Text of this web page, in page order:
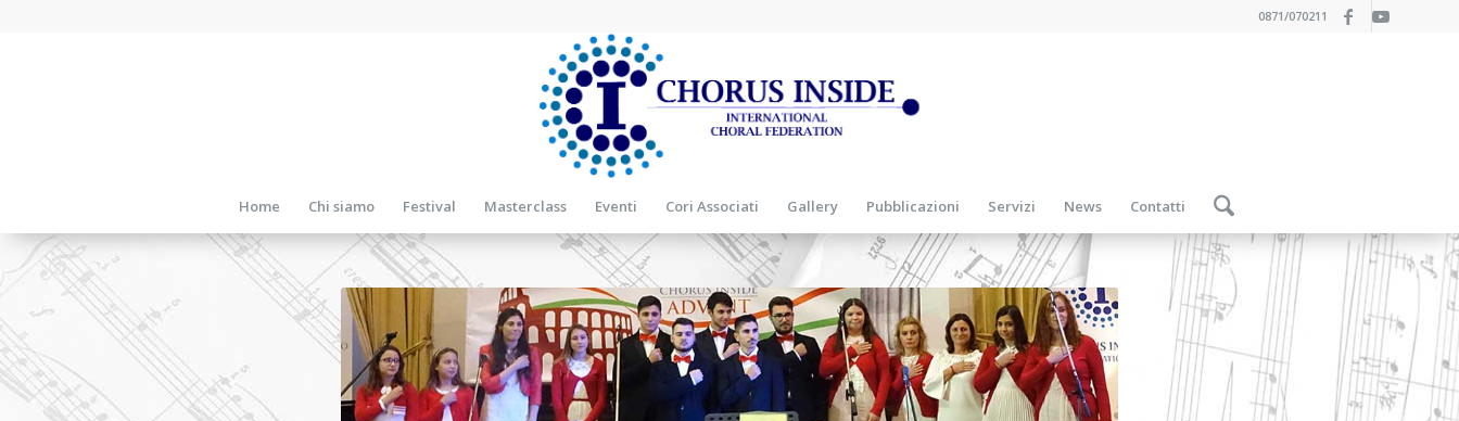
0871/070211
Home Chi siamo Festival Masterclass Eventi Cori Associati Gallery Pubblicazioni Servizi News Contatti